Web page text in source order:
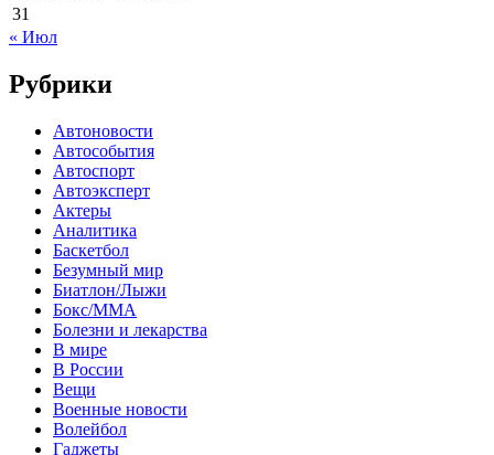
31
« Июл
Рубрики
Автоновости
Автособытия
Автоспорт
Автоэксперт
Актеры
Аналитика
Баскетбол
Безумный мир
Биатлон/Лыжи
Бокс/MMA
Болезни и лекарства
В мире
В России
Вещи
Военные новости
Волейбол
Гаджеты